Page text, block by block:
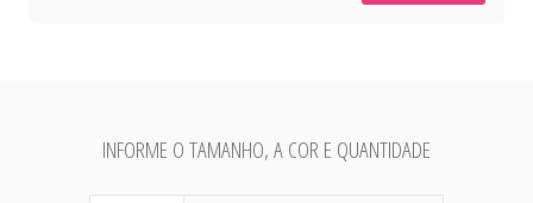
INFORME O TAMANHO, A COR E QUANTIDADE